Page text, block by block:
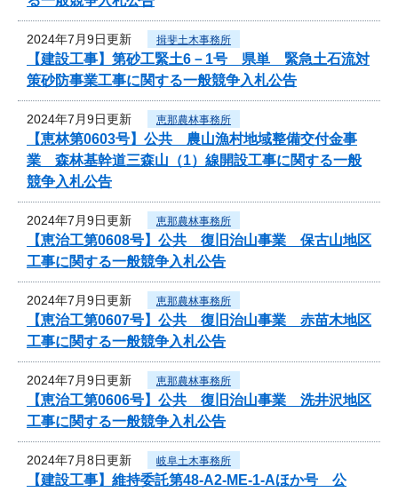
2024年7月9日更新 揖斐土木事務所
【建設工事】第砂工緊土6－1号 県単 緊急土石流対
策砂防事業工事に関する一般競争入札公告
2024年7月9日更新 恵那農林事務所
【恵林第0603号】公共 農山漁村地域整備交付金事
業 森林基幹道三森山（1）線開設工事に関する一般
競争入札公告
2024年7月9日更新 恵那農林事務所
【恵治工第0608号】公共 復旧治山事業 保古山地区
工事に関する一般競争入札公告
2024年7月9日更新 恵那農林事務所
【恵治工第0607号】公共 復旧治山事業 赤苗木地区
工事に関する一般競争入札公告
2024年7月9日更新 恵那農林事務所
【恵治工第0606号】公共 復旧治山事業 洗井沢地区
工事に関する一般競争入札公告
2024年7月8日更新 岐阜土木事務所
【建設工事】維持委託第48-A2-ME-1-Aほか号 公